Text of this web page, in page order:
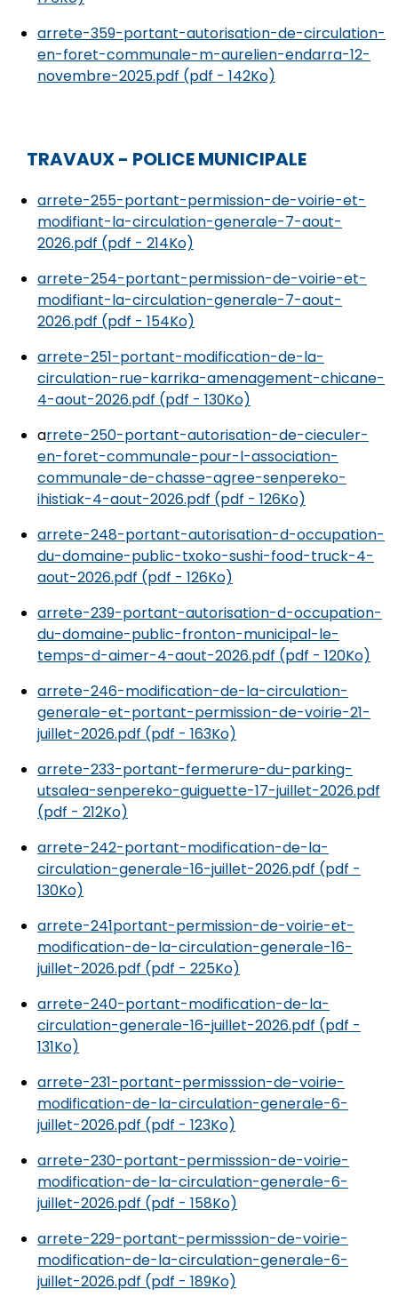
arrete-359-portant-autorisation-de-circulation-
en-foret-communale-m-aurelien-endarra-12-
novembre-2025.pdf (pdf - 142Ko)
TRAVAUX - POLICE MUNICIPALE
arrete-255-portant-permission-de-voirie-et-
modifiant-la-circulation-generale-7-aout-
2026.pdf (pdf - 214Ko)
arrete-254-portant-permission-de-voirie-et-
modifiant-la-circulation-generale-7-aout-
2026.pdf (pdf - 154Ko)
arrete-251-portant-modification-de-la-
circulation-rue-karrika-amenagement-chicane-
4-aout-2026.pdf (pdf - 130Ko)
arrete-250-portant-autorisation-de-cieculer-
en-foret-communale-pour-l-association-
communale-de-chasse-agree-senpereko-
ihistiak-4-aout-2026.pdf (pdf - 126Ko)
arrete-248-portant-autorisation-d-occupation-
du-domaine-public-txoko-sushi-food-truck-4-
aout-2026.pdf (pdf - 126Ko)
arrete-239-portant-autorisation-d-occupation-
du-domaine-public-fronton-municipal-le-
temps-d-aimer-4-aout-2026.pdf (pdf - 120Ko)
arrete-246-modification-de-la-circulation-
generale-et-portant-permission-de-voirie-21-
juillet-2026.pdf (pdf - 163Ko)
arrete-233-portant-fermerure-du-parking-
utsalea-senpereko-guiguette-17-juillet-2026.pdf
(pdf - 212Ko)
arrete-242-portant-modification-de-la-
circulation-generale-16-juillet-2026.pdf (pdf -
130Ko)
arrete-241portant-permission-de-voirie-et-
modification-de-la-circulation-generale-16-
juillet-2026.pdf (pdf - 225Ko)
arrete-240-portant-modification-de-la-
circulation-generale-16-juillet-2026.pdf (pdf -
131Ko)
arrete-231-portant-permisssion-de-voirie-
modification-de-la-circulation-generale-6-
juillet-2026.pdf (pdf - 123Ko)
arrete-230-portant-permisssion-de-voirie-
modification-de-la-circulation-generale-6-
juillet-2026.pdf (pdf - 158Ko)
arrete-229-portant-permisssion-de-voirie-
modification-de-la-circulation-generale-6-
juillet-2026.pdf (pdf - 189Ko)